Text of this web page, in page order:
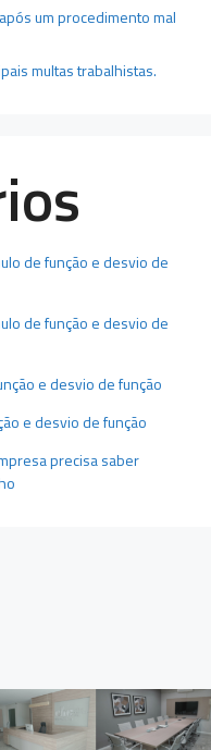
um procedimento mal
multas trabalhistas.
de função e desvio de
de função e desvio de
e desvio de função
e desvio de função
precisa saber